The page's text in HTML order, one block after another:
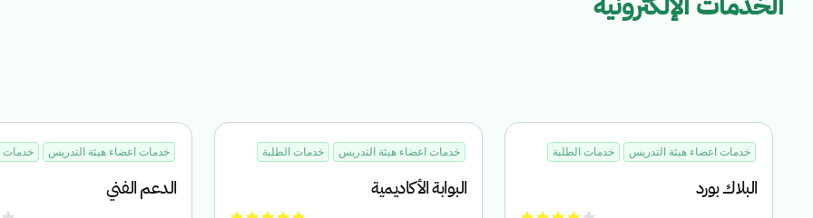
خدمات اعضاء هيئة التدريس خدمات الطلبة
البلاك بورد
خدمات اعضاء هيئة التدريس خدمات الطلبة
البوابة الأكاديمية
خدمات اعضاء هيئة التدريس خدمات
الدعم الفني